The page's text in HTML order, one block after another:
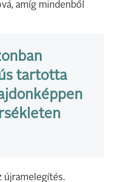
amíg mindenből
tartotta
újramelegítés.